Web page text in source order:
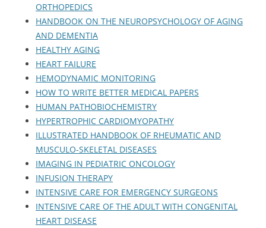
ORTHOPEDICS
HANDBOOK ON THE NEUROPSYCHOLOGY OF AGING
AND DEMENTIA
HEALTHY AGING
HEART FAILURE
HEMODYNAMIC MONITORING
HOW TO WRITE BETTER MEDICAL PAPERS
HUMAN PATHOBIOCHEMISTRY
HYPERTROPHIC CARDIOMYOPATHY
ILLUSTRATED HANDBOOK OF RHEUMATIC AND
MUSCULO-SKELETAL DISEASES
IMAGING IN PEDIATRIC ONCOLOGY
INFUSION THERAPY
INTENSIVE CARE FOR EMERGENCY SURGEONS
INTENSIVE CARE OF THE ADULT WITH CONGENITAL
HEART DISEASE